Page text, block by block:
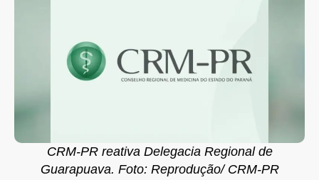
CRM-PR reativa Delegacia Regional de
Guarapuava. Foto: Reprodução/ CRM-PR